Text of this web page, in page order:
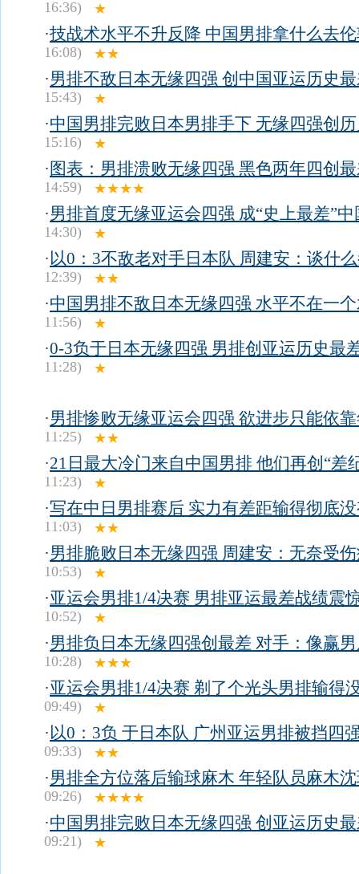
16:36) ★
·技战术水平不升反降 中国男排拿什么去
16:08)
★★
·男排不敌日本无缘四强 创中国亚运历史
15:43)
★
·中国男排完败日本男排手下 无缘四强创
15:16)
★
· 图表：男排溃败无缘四强 黑色两年四创
14:59)
★★★★
·男排首度无缘亚运会四强 成“史上最差”中
14:30)
★
· 以0：3不敌老对手日本队 周建安：谈什
12:39)
★★
·中国男排不敌日本无缘四强 水平不在一
11:56)
★
·0-3负于日本无缘四强 男排创亚运历史最
11:28)
★
·男排惨败无缘亚运会四强 欲进步只能依
11:25)
★★
·21日最大冷门来自中国男排 他们再创“差
11:23)
★
·写在中日男排赛后 实力有差距输得彻底
11:03)
★★
·男排脆败日本无缘四强 周建安：无奈受
10:53)
★
·亚运会男排1/4决赛 男排亚运最差战绩震
10:52)
★
·男排负日本无缘四强创最差 对手：像赢
10:28)
★★★
·亚运会男排1/4决赛 剃了个光头男排输得
09:49)
★
· 以0：3负 于日本队 广州亚运男排被挡四
09:33)
★★
·男排全方位落后输球麻木 年轻队员麻木
09:26)
★★★★
·中国男排完败日本无缘四强 创亚运历史
09:21)
★